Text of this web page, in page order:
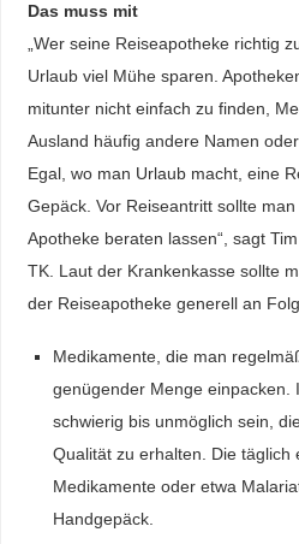
Das muss mit
„Wer seine Reiseapotheke richtig
Urlaub viel Mühe sparen.
mitunter nicht einfach zu finden,
Ausland häufig andere Namen
Egal, wo man Urlaub macht, eine
Gepäck. Vor Reiseantritt sollte
Apotheke beraten lassen“, sagt
TK. Laut der Krankenkasse sollte
der Reiseapotheke generell an
Medikamente, die man
genügender Menge einpacken.
schwierig bis unmöglich sein,
Qualität zu erhalten. Die täglich
Medikamente oder etwa
Handgepäck.